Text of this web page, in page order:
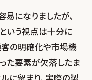
になりましたが、
いう視点は十分に
客の明確化や市場機
た要素が欠落したま